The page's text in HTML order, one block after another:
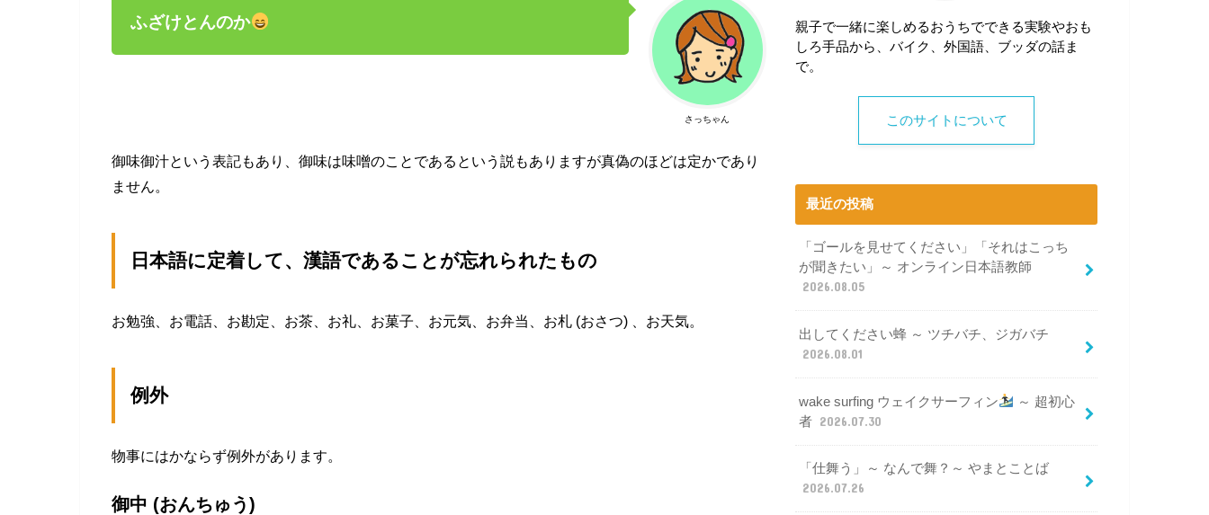
さっちゃん
ふざけとんのか
御味御汁という表記もあり、御味は味噌のことであるという説もありますが真偽のほどは定かであり
ません。
日本語に定着して、漢語であることが忘れられたもの
お勉強、お電話、お勘定、お茶、お礼、お菓子、お元気、お弁当、お札 (おさつ) 、お天気。
例外
物事にはかならず例外があります。
御中 (おんちゅう)
親子で一緒に楽しめるおうちでできる実験やおも
しろ手品から、バイク、外国語、ブッダの話ま
で。
このサイトについて
最近の投稿
「ゴールを見せてください」「それはこっち
が聞きたい」～ オンライン日本語教師
2026.08.05
出してください蜂 ～ ツチバチ、ジガバチ
2026.08.01
wake surfing ウェイクサーフィン
～ 超初心
者 2026.07.30
「仕舞う」～ なんで舞？～ やまとことば
2026.07.26